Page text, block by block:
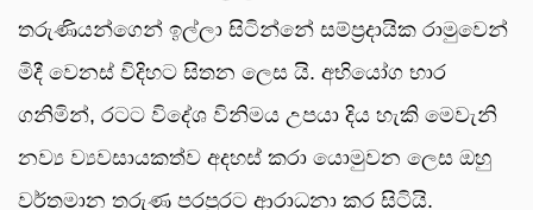
තරුණියන්ගෙන් ඉල්ලා සිටින්නේ සම්ප්‍රදායික රාමුවෙන්
මිදී වෙනස් විදිහට සිතන ලෙස යි. අභියෝග භාර
ගනිමින්, රටට විදේශ විනිමය උපයා දිය හැකි මෙවැනි
නව්‍ය ව්‍යවසායකත්ව අදහස් කරා යොමුවන ලෙස ඔහු
වර්තමාන තරුණ පරපුරට ආරාධනා කර සිටියි.